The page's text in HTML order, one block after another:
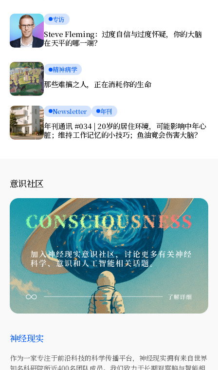
专访
Steve Fleming：过度自信与过度怀疑，你的大脑
在天平的哪一端？
精神病学
那些难搞之人，正在消耗你的生命
Newsletter 年刊
年刊通讯 #034 | 20岁的居住环境，可能影响中年心
脏；维持工作记忆的小技巧；鱼油竟会伤害大脑？
意识社区
神经现实
作为一家专注于前沿科技的科学传播平台，神经现实拥有来自世界